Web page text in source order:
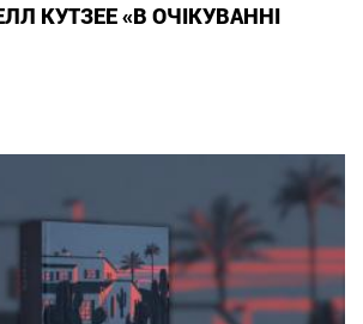
КУТЗЕЕ «В ОЧІКУВАННІ